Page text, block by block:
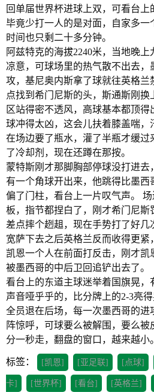
回单届世界杯进球上双，可看台上
毕竟少打一人的是对面，自家多一
时间也只剩二十多分钟。
阿兹特克的海拔2240米，当地晚
凉意，可球场里的热气散不出去，
攻，基尼奥内斯拿了球就往英格兰
点找到希门尼斯的头，斯通斯刚
区站得密不透风，高球基本都顶
球冲得太凶，这会儿扶着膝盖喘，
在场边要了瓶水，灌了半瓶才缓过
了冷却剂，现在还蹲在那按。
蒙特斯刚才那脚胸部停球没打进去
有一个角球开出来，他跳得比墨西
偏了门柱，看台上一片叹气声。
板，指节都捏白了，刚才希门尼斯
差点摔个趔趄，现在手势打了好
宽萨下去之后英格兰反而收得更紧
凯恩一个人在前面打反击，刚才凯
被墨西哥的中后卫回追铲出去了。
看台上的东道主球迷举着国旗晃，
声音哑乎乎的，比分牌上的2-3亮
全员退在后场，每一次墨西哥的进
阵惊呼，可球要么被解围，要么
分一秒走，翻盘的窗口，越来越小。
标签： [凯恩] [亚足联] [点球]
卡] [世界杯] [看台] [英格兰]